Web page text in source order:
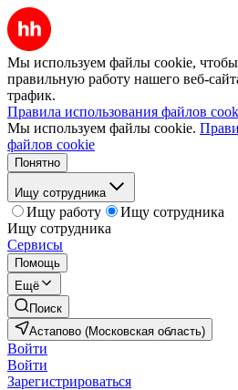
Мы используем файлы cookie, чтобы
правильную работу нашего веб-
трафик.
Правила использования файлов
Мы используем файлы cookie.
файлов cookie
Понятно
Ищу сотрудника
Ищу работу
Ищу сотрудника
Ищу сотрудника
Сервисы
Помощь
Ещё
Поиск
Астапово (Московская область)
Войти
Войти
Зарегистрироваться